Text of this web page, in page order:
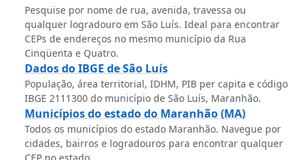
Pesquise por nome de rua, avenida, travessa ou
qualquer logradouro em São Luís. Ideal para encontrar
CEPs de endereços no mesmo município da Rua
Cinqüenta e Quatro.
Dados do IBGE de São Luís
População, área territorial, IDHM, PIB per capita e código
IBGE 2111300 do município de São Luís, Maranhão.
Municípios do estado do Maranhão (MA)
Todos os municípios do estado Maranhão. Navegue por
cidades, bairros e logradouros para encontrar qualquer